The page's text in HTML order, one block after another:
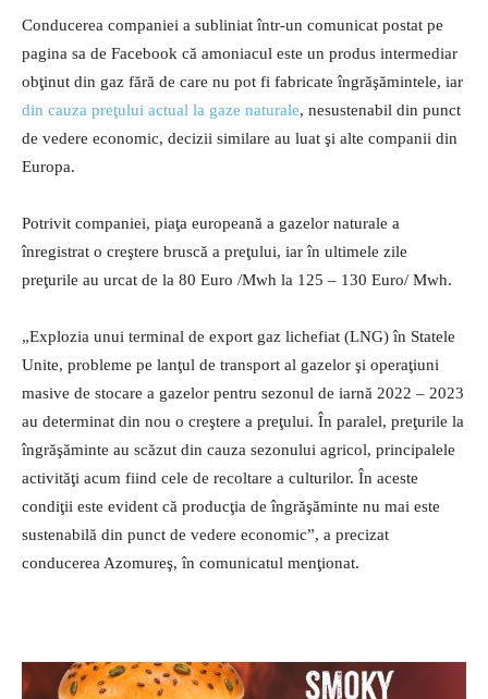
Conducerea companiei a subliniat într-un comunicat postat pe
pagina sa de Facebook că amoniacul este un produs intermediar
obţinut din gaz fără de care nu pot fi fabricate îngrăşămintele, iar
din cauza preţului actual la gaze naturale, nesustenabil din punct
de vedere economic, decizii similare au luat şi alte companii din
Europa.
Potrivit companiei, piaţa europeană a gazelor naturale a
înregistrat o creştere bruscă a preţului, iar în ultimele zile
preţurile au urcat de la 80 Euro /Mwh la 125 – 130 Euro/ Mwh.
„Explozia unui terminal de export gaz lichefiat (LNG) în Statele
Unite, probleme pe lanţul de transport al gazelor şi operaţiuni
masive de stocare a gazelor pentru sezonul de iarnă 2022 – 2023
au determinat din nou o creştere a preţului. În paralel, preţurile la
îngrăşăminte au scăzut din cauza sezonului agricol, principalele
activităţi acum fiind cele de recoltare a culturilor. În aceste
condiţii este evident că producţia de îngrăşăminte nu mai este
sustenabilă din punct de vedere economic”, a precizat
conducerea Azomureş, în comunicatul menţionat.